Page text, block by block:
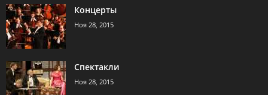
Концерты
Ноя 28, 2015
Спектакли
Ноя 28, 2015